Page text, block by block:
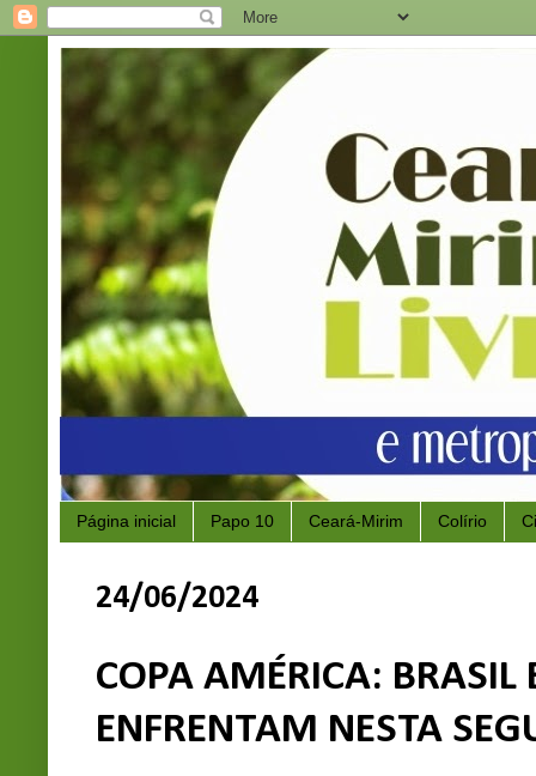
Página inicial Papo 10 Ceará-Mirim Colírio
24/06/2024
COPA AMÉRICA: BRASIL
ENFRENTAM NESTA